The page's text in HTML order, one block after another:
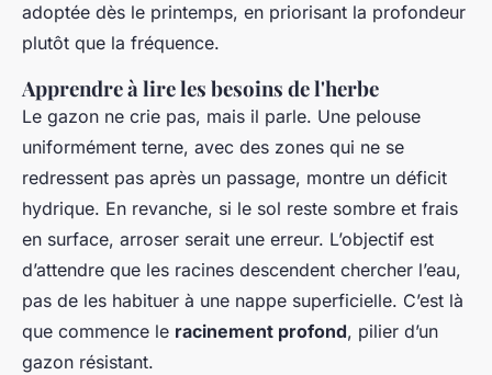
adoptée dès le printemps, en priorisant la profondeur
plutôt que la fréquence.
Apprendre à lire les besoins de l'herbe
Le gazon ne crie pas, mais il parle. Une pelouse
uniformément terne, avec des zones qui ne se
redressent pas après un passage, montre un déficit
hydrique. En revanche, si le sol reste sombre et frais
en surface, arroser serait une erreur. L’objectif est
d’attendre que les racines descendent chercher l’eau,
pas de les habituer à une nappe superficielle. C’est là
que commence le racinement profond, pilier d’un
gazon résistant.